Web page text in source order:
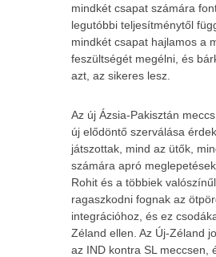
mindkét csapat számára
legutóbbi teljesítménytől
mindkét csapat hajlamos a
feszültségét megélni, és
azt, az sikeres lesz.
Az új Ázsia-Pakisztán
új elődöntő szerválása
játszottak, mind az ütők,
számára apró
Rohit és a többiek
ragaszkodni fognak az
integrációhoz, és ez
Zéland ellen. Az Új-Zéland
az IND kontra SL meccsen,